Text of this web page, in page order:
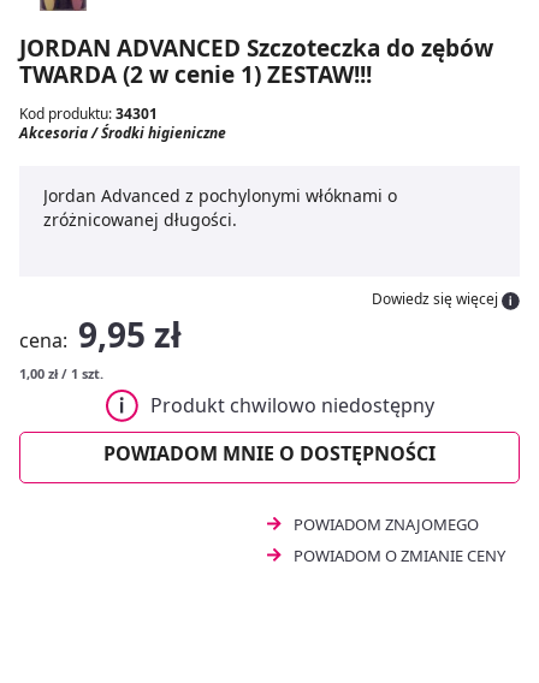
JORDAN ADVANCED Szczoteczka do zębów
TWARDA (2 w cenie 1) ZESTAW!!!
Kod produktu:34301
Akcesoria / Środki higieniczne
Jordan Advanced z pochylonymi włóknami o
zróżnicowanej długości.
Dowiedz się więcej
cena: 9,95 zł
1,00 zł / 1 szt.
Produkt chwilowo niedostępny
POWIADOM MNIE O DOSTĘPNOŚCI
POWIADOM ZNAJOMEGO
POWIADOM O ZMIANIE CENY